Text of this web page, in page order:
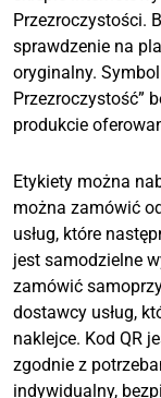
Przezroczystości.
sprawdzenie na
oryginalny.
Przezroczystość”
produkcie
Etykiety można
można zamówić
usług, które
jest samodzielne
zamówić
dostawcy usług,
naklejce. Kod QR
zgodnie z
indywidualny,